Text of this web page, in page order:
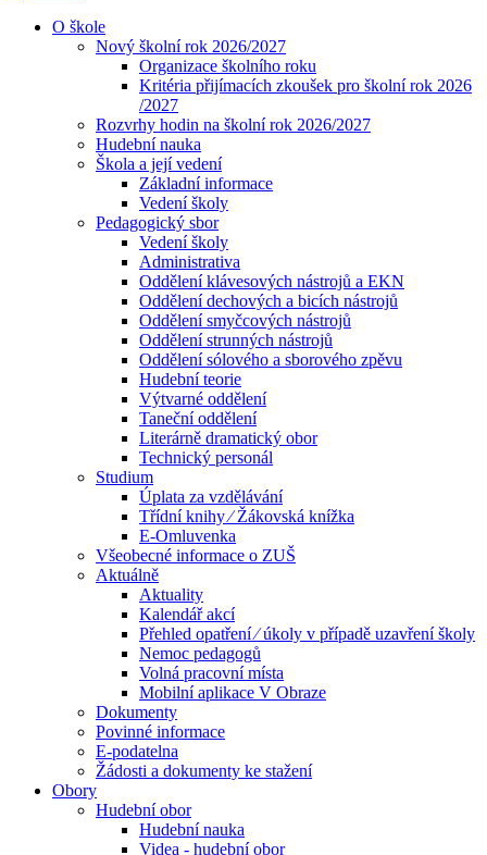
O škole
Nový školní rok 2026/2027
Organizace školního roku
Kritéria přijímacích zkoušek pro školní rok 2026
/2027
Rozvrhy hodin na školní rok 2026/2027
Hudební nauka
Škola a její vedení
Základní informace
Vedení školy
Pedagogický sbor
Vedení školy
Administrativa
Oddělení klávesových nástrojů a EKN
Oddělení dechových a bicích nástrojů
Oddělení smyčcových nástrojů
Oddělení strunných nástrojů
Oddělení sólového a sborového zpěvu
Hudební teorie
Výtvarné oddělení
Taneční oddělení
Literárně dramatický obor
Technický personál
Studium
Úplata za vzdělávání
Třídní knihy ⁄ Žákovská knížka
E-Omluvenka
Všeobecné informace o ZUŠ
Aktuálně
Aktuality
Kalendář akcí
Přehled opatření ⁄ úkoly v případě uzavření školy
Nemoc pedagogů
Volná pracovní místa
Mobilní aplikace V Obraze
Dokumenty
Povinné informace
E-podatelna
Žádosti a dokumenty ke stažení
Obory
Hudební obor
Hudební nauka
Videa - hudební obor